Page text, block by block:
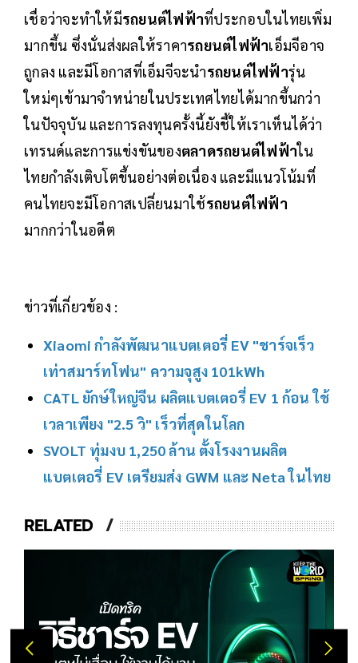
เชื่อว่าจะทำให้มีรถยนต์ไฟฟ้าที่ประกอบในไทยเพิ่ม
มากขึ้น ซึ่งนั่นส่งผลให้ราคารถยนต์ไฟฟ้าเอ็มจีอาจ
ถูกลง และมีโอกาสที่เอ็มจีจะนำรถยนต์ไฟฟ้ารุ่น
ใหม่ๆเข้ามาจำหน่ายในประเทศไทยได้มากขึ้นกว่า
ในปัจจุบัน และการลงทุนครั้งนี้ยังชี้ให้เราเห็นได้ว่า
เทรนด์และการแข่งขันของตลาดรถยนต์ไฟฟ้าใน
ไทยกำลังเติบโตขึ้นอย่างต่อเนื่อง และมีแนวโน้มที่
คนไทยจะมีโอกาสเปลี่ยนมาใช้รถยนต์ไฟฟ้า
มากกว่าในอดีต
ข่าวที่เกี่ยวข้อง :
Xiaomi กำลังพัฒนาแบตเตอรี่ EV "ชาร์จเร็ว
เท่าสมาร์ทโฟน" ความจุสูง 101kWh
CATL ยักษ์ใหญ่จีน ผลิตแบตเตอรี่ EV 1 ก้อน ใช้
เวลาเพียง "2.5 วิ" เร็วที่สุดในโลก
SVOLT ทุ่มงบ 1,250 ล้าน ตั้งโรงงานผลิต
แบตเตอรี่ EV เตรียมส่ง GWM และ Neta ในไทย
RELATED